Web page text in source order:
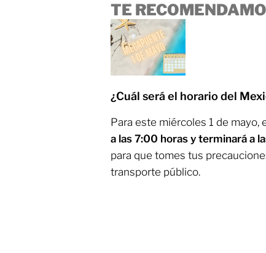
TE
¿Cuál será el horario del
Para este miércoles 1 de mayo,
a las 7:00 horas y terminará a
para que tomes tus
transporte público.